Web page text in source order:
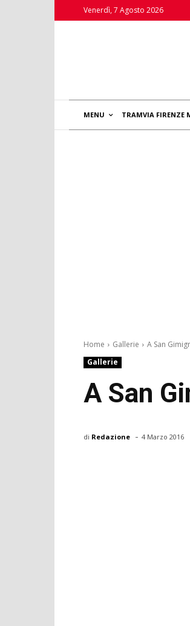
Venerdì, 7 Agosto 2026
MENU TRAMVIA FIRENZE
Home Gallerie
A San
Gallerie
A San
di Redazione - 4 Marzo 2016